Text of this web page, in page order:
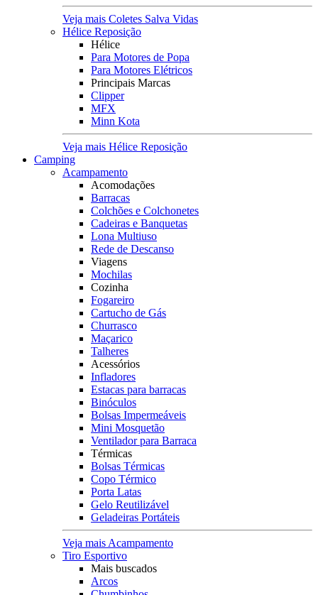
Veja mais Coletes Salva Vidas
Hélice Reposição
Hélice
Para Motores de Popa
Para Motores Elétricos
Principais Marcas
Clipper
MFX
Minn Kota
Veja mais Hélice Reposição
Camping
Acampamento
Acomodações
Barracas
Colchões e Colchonetes
Cadeiras e Banquetas
Lona Multiuso
Rede de Descanso
Viagens
Mochilas
Cozinha
Fogareiro
Cartucho de Gás
Churrasco
Maçarico
Talheres
Acessórios
Infladores
Estacas para barracas
Binóculos
Bolsas Impermeáveis
Mini Mosquetão
Ventilador para Barraca
Térmicas
Bolsas Térmicas
Copo Térmico
Porta Latas
Gelo Reutilizável
Geladeiras Portáteis
Veja mais Acampamento
Tiro Esportivo
Mais buscados
Arcos